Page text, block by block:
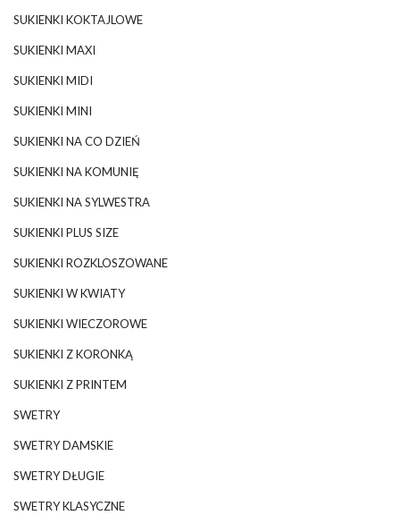
SUKIENKI KOKTAJLOWE
SUKIENKI MAXI
SUKIENKI MIDI
SUKIENKI MINI
SUKIENKI NA CO DZIEŃ
SUKIENKI NA KOMUNIĘ
SUKIENKI NA SYLWESTRA
SUKIENKI PLUS SIZE
SUKIENKI ROZKLOSZOWANE
SUKIENKI W KWIATY
SUKIENKI WIECZOROWE
SUKIENKI Z KORONKĄ
SUKIENKI Z PRINTEM
SWETRY
SWETRY DAMSKIE
SWETRY DŁUGIE
SWETRY KLASYCZNE